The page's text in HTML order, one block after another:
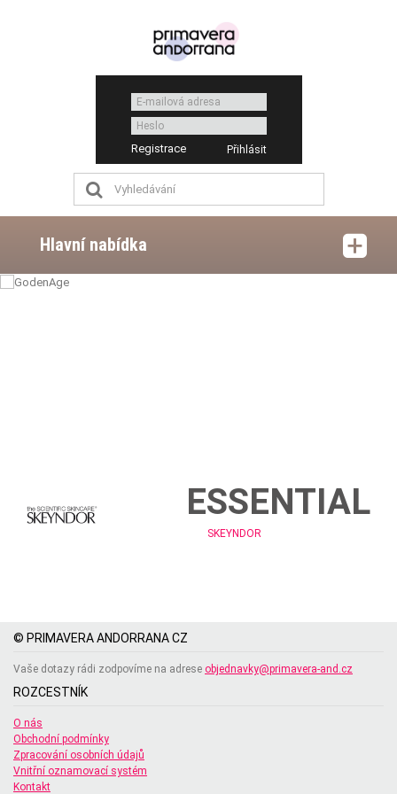
Registrace
Hlavní nabídka
ESSENTIAL
SKEYNDOR
© PRIMAVERA ANDORRANA CZ
Vaše dotazy rádi zodpovíme na adrese objednavky@primavera-and.cz
ROZCESTNÍK
O nás
Obchodní podmínky
Zpracování osobních údajů
Vnitřní oznamovací systém
Kontakt